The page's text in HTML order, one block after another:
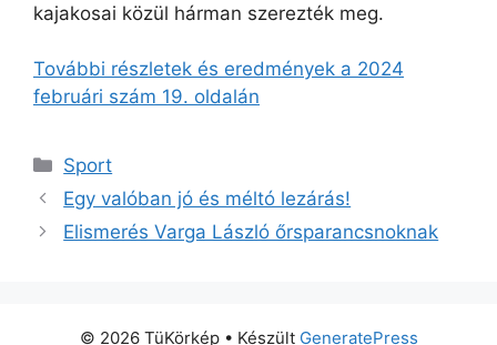
kajakosai közül hárman szerezték meg.
További részletek és eredmények a 2024
februári szám 19. oldalán
Kategória
Sport
Egy valóban jó és méltó lezárás!
Elismerés Varga László őrsparancsnoknak
© 2026 TüKörkép• Készült GeneratePress